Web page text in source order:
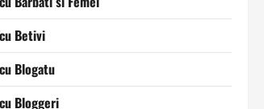
Betivi
Blogatu
Bloggeri